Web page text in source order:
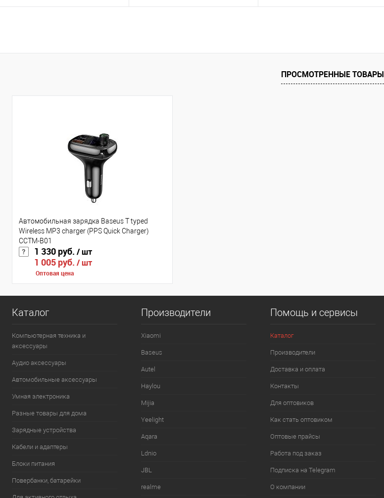
ПРОСМОТРЕННЫЕ ТОВАРЫ
Автомобильная зарядка Baseus T typed
Wireless MP3 charger (PPS Quick Charger)
CCTM-B01
1 330 руб. / шт
1 005 руб. / шт
Оптовая цена
Каталог
Компьютерная техника и
аксессуары
Аудио аксессуары
Автомобильные аксессуары
Умная электроника
Разные товары для дома
Зарядные устройства
Кабели и адаптеры
Блоки питания
Повербанки, батарейки
Производители
Xiaomi
Baseus
Autel
Haylou
Mijia
Yeelight
Aqara
Ldnio
JBL
realme
Помощь и сервисы
Каталог
Производители
Доставка и оплата
Контакты
Для оптовиков
Как стать оптовиком
Оптовые прайсы
Работа под заказ
Подписка на Telegram
О компании